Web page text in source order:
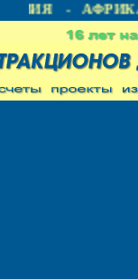
- АФРИКА